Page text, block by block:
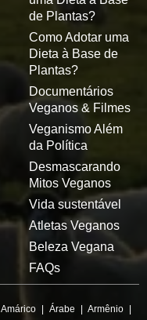
de Plantas?
Como Adotar uma
Dieta à Base de
Plantas?
Documentários
Veganos & Filmes
Veganismo Além
da Política
Desmascarando
Mitos Veganos
Vida sustentável
Atletas Veganos
Beleza Vegana
FAQs
Amárico| Árabe Armênio|